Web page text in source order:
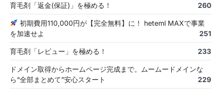
育毛剤「返金(保証)」を極める！ 260
初期費用110,000円が【完全無料】に！ heteml MAXで事業
を加速せよ
251
育毛剤「レビュー」を極める！ 233
ドメイン取得からホームページ完成まで。ムームードメインな
ら“全部まとめて”安心スタート
229